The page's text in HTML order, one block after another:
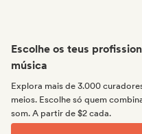
Escolhe os teus
música
Explora mais de 3.000
meios. Escolhe só quem
som. A partir de $2 cada.